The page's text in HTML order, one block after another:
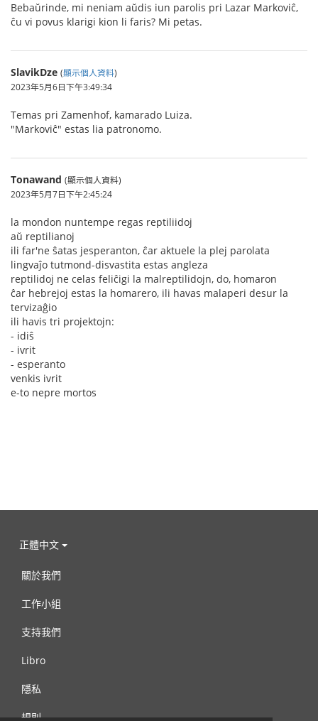
Bebaŭrinde, mi neniam aŭdis iun parolis pri Lazar Markoviĉ,
ĉu vi povus klarigi kion li faris? Mi petas.
SlavikDze (顯示個人資料)
2023年5月6日下午3:49:34
Temas pri Zamenhof, kamarado Luiza.
"Markoviĉ" estas lia patronomo.
Tonawand (顯示個人資料)
2023年5月7日下午2:45:24
la mondon nuntempe regas reptiliidoj
aŭ reptilianoj
ili far'ne ŝatas jesperanton, ĉar aktuele la plej parolata
lingvaĵo tutmond-disvastita estas angleza
reptilidoj ne celas feliĉigi la malreptilidojn, do, homaron
ĉar hebrejoj estas la homarero, ili havas malaperi desur la
tervizaĝio
ili havis tri projektojn:
- idiŝ
- ivrit
- esperanto
venkis ivrit
e-to nepre mortos
正體中文
關於我們
工作小組
支持我們
Libro
隱私
規則